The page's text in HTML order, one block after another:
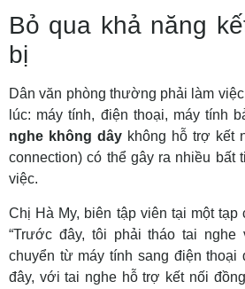
Bỏ qua khả năng
bị
Dân văn phòng thường phải làm
lúc: máy tính, điện thoại, máy tính
nghe không dây không hỗ trợ kết
connection) có thể gây ra nhiều bất
việc.
Chị Hà My, biên tập viên tại một tạp
“Trước đây, tôi phải tháo tai
chuyển từ máy tính sang điện thoại
đây, với tai nghe hỗ trợ kết nối